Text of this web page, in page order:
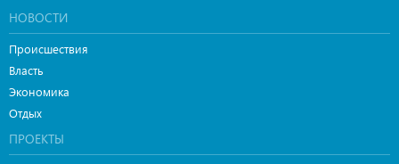
НОВОСТИ
Происшествия
Власть
Экономика
Отдых
ПРОЕКТЫ